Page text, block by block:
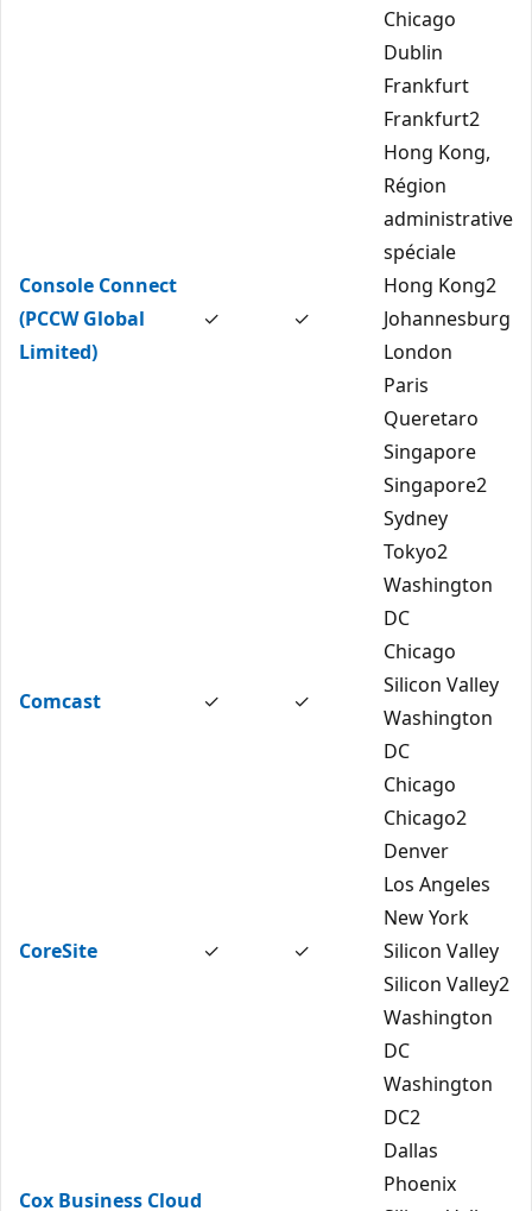
Console Connect
(PCCW Global
Limited)
✓ ✓
Chicago
Dublin
Frankfurt
Frankfurt2
Hong Kong,
Région
administrative
spéciale
Hong Kong2
Johannesburg
London
Paris
Queretaro
Singapore
Singapore2
Sydney
Tokyo2
Washington
DC
Comcast ✓ ✓
Chicago
Silicon Valley
Washington
DC
CoreSite ✓ ✓
Chicago
Chicago2
Denver
Los Angeles
New York
Silicon Valley
Silicon Valley2
Washington
DC
Washington
DC2
Cox Business Cloud
Dallas
Phoenix